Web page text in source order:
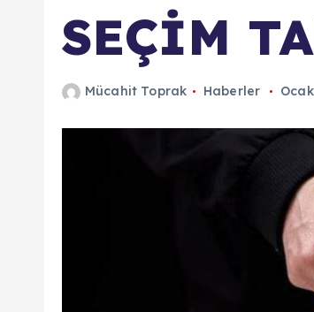
SEÇİM
Mücahit Toprak Haberler